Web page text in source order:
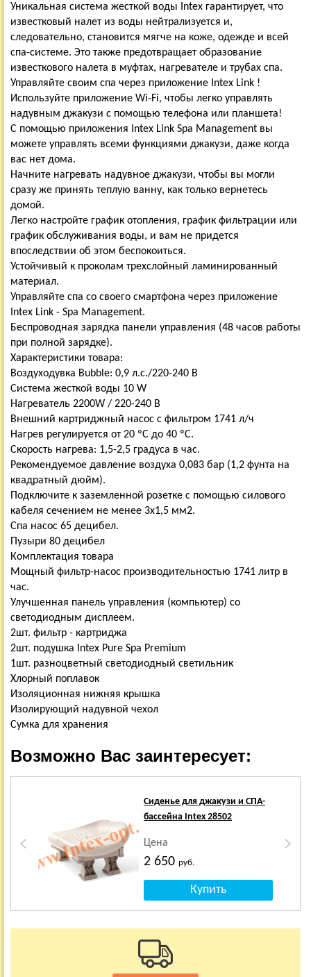
Уникальная система жесткой воды Intex гарантирует, что
известковый налет из воды нейтрализуется и,
следовательно, становится мягче на коже, одежде и всей
спа-системе. Это также предотвращает образование
известкового налета в муфтах, нагревателе и трубах спа.
Управляйте своим спа через приложение Intex Link !
Используйте приложение Wi-Fi, чтобы легко управлять
надувным джакузи с помощью телефона или планшета!
С помощью приложения Intex Link Spa Management вы
можете управлять всеми функциями джакузи, даже когда
вас нет дома.
Начните нагревать надувное джакузи, чтобы вы могли
сразу же принять теплую ванну, как только вернетесь
домой.
Легко настройте график отопления, график фильтрации или
график обслуживания воды, и вам не придется
впоследствии об этом беспокоиться.
Устойчивый к проколам трехслойный ламинированный
материал.
Управляйте спа со своего смартфона через приложение
Intex Link - Spa Management.
Беспроводная зарядка панели управления (48 часов работы
при полной зарядке).
Характеристики товара:
Воздуходувка Bubble: 0,9 л.с./220-240 В
Система жесткой воды 10 W
Нагреватель 2200W / 220-240 В
Внешний картриджный насос с фильтром 1741 л/ч
Нагрев регулируется от 20 ºC до 40 ºC.
Скорость нагрева: 1,5-2,5 градуса в час.
Рекомендуемое давление воздуха 0,083 бар (1,2 фунта на
квадратный дюйм).
Подключите к заземленной розетке с помощью силового
кабеля сечением не менее 3x1,5 мм2.
Спа насос 65 децибел.
Пузыри 80 децибел
Комплектация товара
Мощный фильтр-насос производительностью 1741 литр в
час.
Улучшенная панель управления (компьютер) со
светодиодным дисплеем.
2шт. фильтр - картриджа
2шт. подушка Intex Pure Spa Premium
1шт. разноцветный светодиодный светильник
Хлорный поплавок
Изоляционная нижняя крышка
Изолирующий надувной чехол
Сумка для хранения
Возможно Вас заинтересует:
Сиденье для джакузи и СПА-
бассейна Intex 28502
Цена
2 650руб.